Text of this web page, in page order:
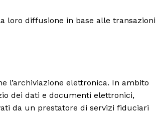
loro diffusione in base alle
l’archiviazione elettronica. In ambito
dei dati e documenti elettronici,
da un prestatore di servizi fiduciari